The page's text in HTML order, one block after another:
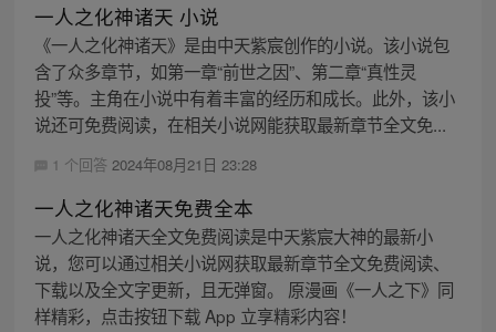
一人之化神诸天 小说
《一人之化神诸天》是由中天紫宸创作的小说。该小说包
含了众多章节，如第一章“前世之因”、第二章“真性灵
投”等。主角在小说中有着丰富的经历和成长。此外，该小
说还可免费阅读，在相关小说网能获取最新章节全文免...
1 个回答 2024年08月21日 23:28
一人之化神诸天免费全本
一人之化神诸天全文免费阅读是中天紫宸大神的最新小
说，您可以通过相关小说网获取最新章节全文免费阅读、
下载以及全文字更新，且无弹窗。 原漫画《一人之下》同
样精彩，点击按钮下载 App 立享精彩内容！